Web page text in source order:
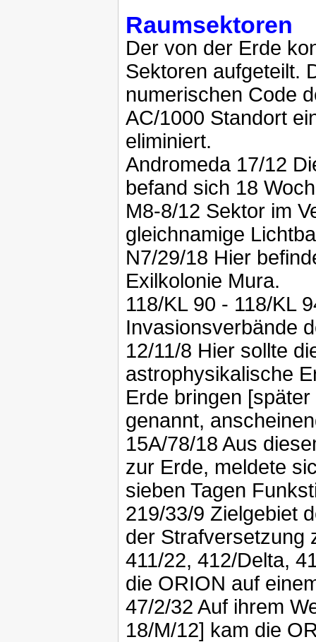
Raumsektoren
Der von der Erde
Sektoren aufgeteilt.
numerischen Code
AC/1000 Standort
eliminiert.
Andromeda 17/12
befand sich 18
M8-8/12 Sektor im
gleichnamige
N7/29/18 Hier
Exilkolonie Mura.
118/KL 90 - 118/KL
Invasionsverbände
12/11/8 Hier sollte
astrophysikalische
Erde bringen
genannt,
15A/78/18 Aus
zur Erde, meldete
sieben Tagen
219/33/9 Zielgebiet
der Strafversetzung
411/22, 412/Delta,
die ORION auf
47/2/32 Auf ihrem
18/M/12] kam die